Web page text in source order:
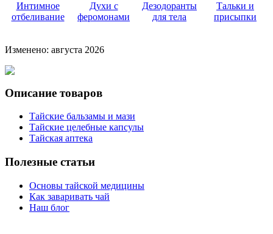
Интимное
отбеливание
Духи с
феромонами
Дезодоранты
для тела
Тальки и
присыпки
Изменено: августа 2026
Описание товаров
Тайские бальзамы и мази
Тайские целебные капсулы
Тайская аптека
Полезные статьи
Основы тайской медицины
Как заваривать чай
Наш блог